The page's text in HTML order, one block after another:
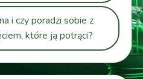
i czy poradzi sobie z
które ją potrąci?